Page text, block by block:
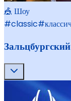
🎪 Шоу
#classic#